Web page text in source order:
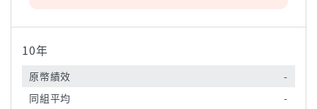
10年
原幣績效
-
同組平均
-